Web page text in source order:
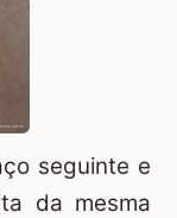
seguinte e
da mesma